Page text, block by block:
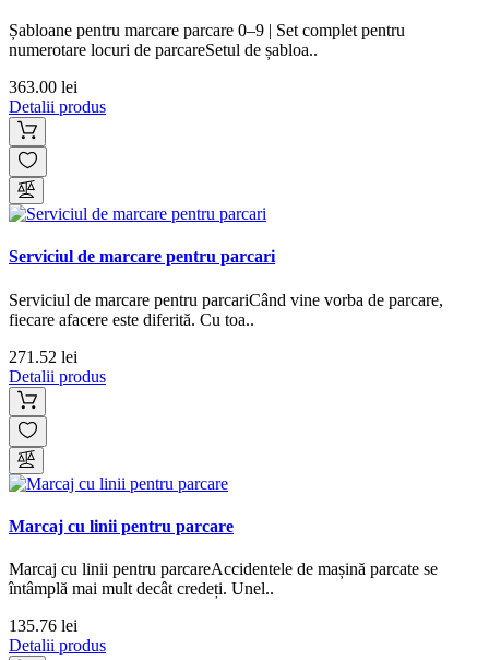
Șabloane pentru marcare parcare 0–9 | Set complet pentru
numerotare locuri de parcareSetul de șabloa..
363.00 lei
Detalii produs
Serviciul de marcare pentru parcari
Serviciul de marcare pentru parcariCând vine vorba de parcare,
fiecare afacere este diferită. Cu toa..
271.52 lei
Detalii produs
Marcaj cu linii pentru parcare
Marcaj cu linii pentru parcareAccidentele de mașină parcate se
întâmplă mai mult decât credeți. Unel..
135.76 lei
Detalii produs